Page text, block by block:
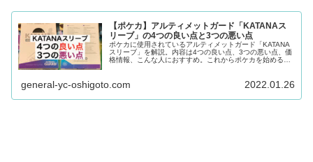
【ポケカ】アルティメットガード「KATANAス
リーブ」の4つの良い点と3つの悪い点
ポケカに使用されているアルティメットガード「KATANA
スリーブ」を解説。内容は4つの良い点、3つの悪い点、価
格情報、こんな人におすすめ。これからポケカを始める
general-yc-oshigoto.com 2022.01.26